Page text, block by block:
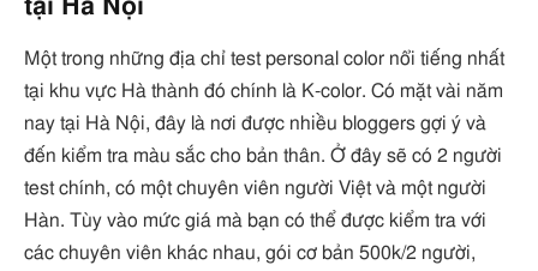
tại Hà Nội
Một trong những địa chỉ test personal color nổi tiếng nhất
tại khu vực Hà thành đó chính là K-color. Có mặt vài năm
nay tại Hà Nội, đây là nơi được nhiều bloggers gợi ý và
đến kiểm tra màu sắc cho bản thân. Ở đây sẽ có 2 người
test chính, có một chuyên viên người Việt và một người
Hàn. Tùy vào mức giá mà bạn có thể được kiểm tra với
các chuyên viên khác nhau, gói cơ bản 500k/2 người,